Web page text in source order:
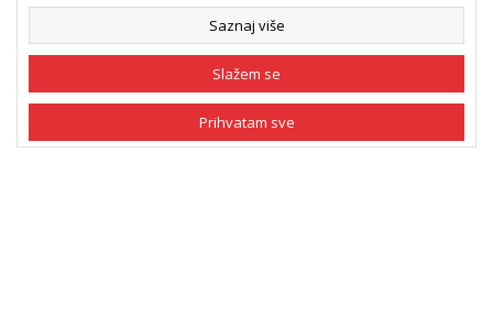
mrežama i saznajte sve o promocijama, akcijama i novitetima.
Saznaj više
Slažem se
Prihvatam sve